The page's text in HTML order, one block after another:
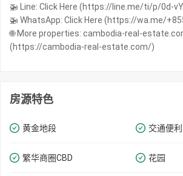
🚁 Line: Click Here (https://line.me/ti/p/0d-
🚁 WhatsApp: Click Here (https://wa.me/
🌐 More properties: cambodia-real-
(https://cambodia-real-estate.com/)
房源特色
黄金地段 交通便利
繁华商圈​​CBD 花园